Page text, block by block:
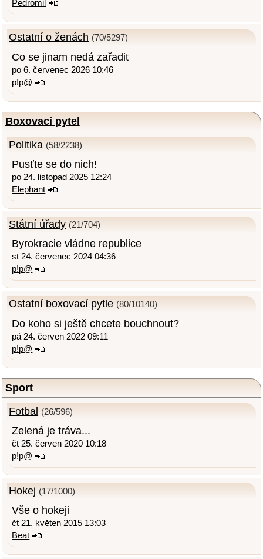
Pedromil
Ostatní o ženách (70/5297)
Co se jinam nedá zařadit
po 6. červenec 2026 10:46
p!p@
Boxovací pytel
Politika (58/2238)
Pusťte se do nich!
po 24. listopad 2025 12:24
Elephant
Státní úřady (21/704)
Byrokracie vládne republice
st 24. červenec 2024 04:36
p!p@
Ostatní boxovací pytle (80/10140)
Do koho si ještě chcete bouchnout?
pá 24. červen 2022 09:11
p!p@
Sport
Fotbal (26/596)
Zelená je tráva...
čt 25. červen 2020 10:18
p!p@
Hokej (17/1000)
Vše o hokeji
čt 21. květen 2015 13:03
Beat